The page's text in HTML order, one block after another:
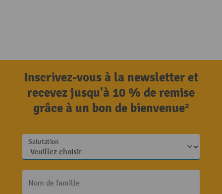
Inscrivez-vous à la newsletter et
recevez jusqu'à 10 % de remise
grâce à un bon de bienvenue²
Salutation
Nom de famille